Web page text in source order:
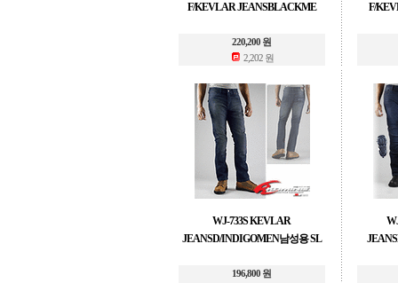
F/KEVLAR JEANSBLACKME
220,200 원
2,202 원
F/
WJ-733S KEVLAR
JEANSD/INDIGOMEN남성용 SL
196,800 원